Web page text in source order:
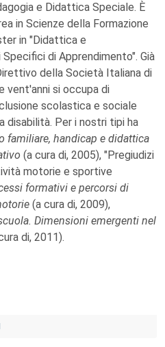
e Didattica Speciale. È
in Scienze della Formazione
in "Didattica e
di Apprendimento". Già
della Società Italiana di
vent'anni si occupa di
scolastica e sociale
disabilità. Per i nostri tipi ha
familiare, handicap e didattica
(a cura di, 2005), "Pregiudizi
motorie e sportive
formativi e percorsi di
(a cura di, 2009),
Dimensioni emergenti nel
di, 2011).